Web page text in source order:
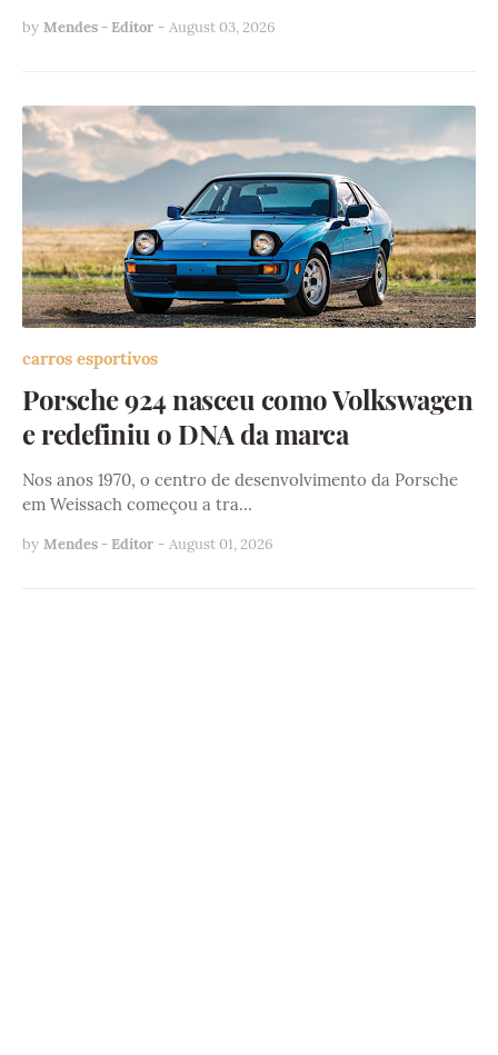
by Mendes - Editor - August 03, 2026
carros esportivos
Porsche 924 nasceu como Volkswagen
e redefiniu o DNA da marca
Nos anos 1970, o centro de desenvolvimento da Porsche
em Weissach começou a tra…
by Mendes - Editor - August 01, 2026